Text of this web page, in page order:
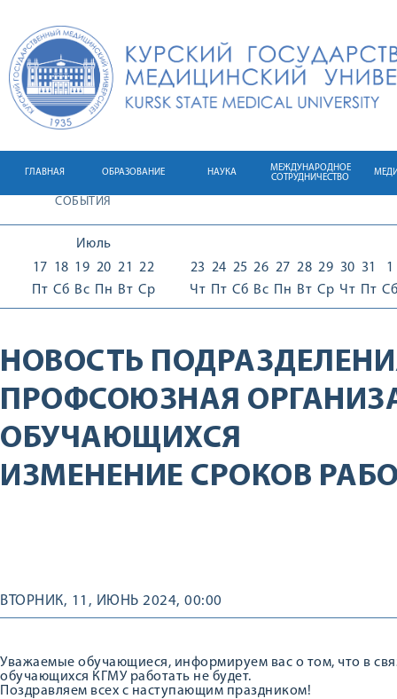
ГЛАВНАЯ ОБРАЗОВАНИЕ НАУКА
МЕЖДУНАРОДНОЕ
СОТРУДНИЧЕСТВО
СОБЫТИЯ
Июль
17
Пт
18
Сб
19
Вс
20
Пн
21
Вт
22
Ср
23
Чт
24
Пт
25
Сб
26
Вс
27
Пн
28
Вт
29
Ср
30
Чт
31
Пт
1
Сб
НОВОСТЬ
ПРОФСОЮЗНАЯ
ОБУЧАЮЩИХСЯ
ИЗМЕНЕНИЕ СРОКОВ
ВТОРНИК, 11, ИЮНЬ 2024, 00:00
Уважаемые обучающиеся, информируем вас о том, что в
обучающихся КГМУ работать не будет.
Поздравляем всех с наступающим праздником!